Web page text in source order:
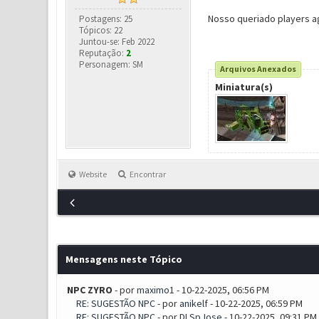
Postagens: 25
Tópicos: 22
Juntou-se: Feb 2022
Reputação: 2
Personagem: SM
Nosso queriado players
Arquivos Anexados
Miniatura(s)
Website Encontrar
Mensagens neste Tópico
NPC ZYRO - pormaximo1 - 10-22-2025, 06:56 PM
RE: SUGESTÃO NPC- poranikelf- 10-22-2025, 06:59 PM